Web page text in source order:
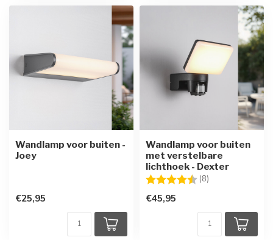
Wandlamp voor buiten -
Joey
€25,95
Wandlamp voor buiten
met verstelbare
lichthoek - Dexter
Beoordeling: (8)
€45,95